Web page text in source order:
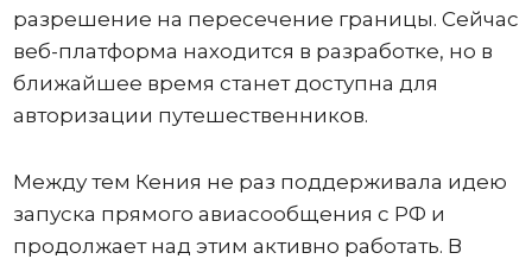
разрешение на пересечение границы. Сейчас
веб-платформа находится в разработке, но в
ближайшее время станет доступна для
авторизации путешественников.
Между тем Кения не раз поддерживала идею
запуска прямого авиасообщения с РФ и
продолжает над этим активно работать. В